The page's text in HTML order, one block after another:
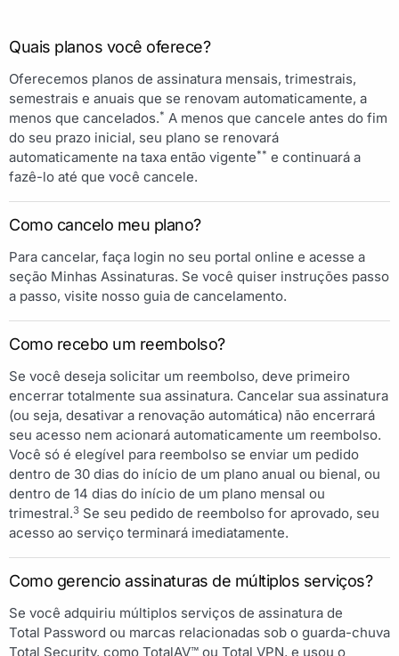
Quais planos você oferece?
Oferecemos planos de assinatura mensais, trimestrais,
semestrais e anuais que se renovam automaticamente, a
menos que cancelados.* A menos que cancele antes do fim
do seu prazo inicial, seu plano se renovará
automaticamente na taxa então vigente** e continuará a
fazê-lo até que você cancele.
Como cancelo meu plano?
Para cancelar, faça login no seu portal online e acesse a
seção Minhas Assinaturas. Se você quiser instruções passo
a passo, visite nosso guia de cancelamento.
Como recebo um reembolso?
Se você deseja solicitar um reembolso, deve primeiro
encerrar totalmente sua assinatura. Cancelar sua assinatura
(ou seja, desativar a renovação automática) não encerrará
seu acesso nem acionará automaticamente um reembolso.
Você só é elegível para reembolso se enviar um pedido
dentro de 30 dias do início de um plano anual ou bienal, ou
dentro de 14 dias do início de um plano mensal ou
trimestral.3 Se seu pedido de reembolso for aprovado, seu
acesso ao serviço terminará imediatamente.
Como gerencio assinaturas de múltiplos serviços?
Se você adquiriu múltiplos serviços de assinatura de
Total Password ou marcas relacionadas sob o guarda-chuva
Total Security, como TotalAV™ ou Total VPN, e usou o